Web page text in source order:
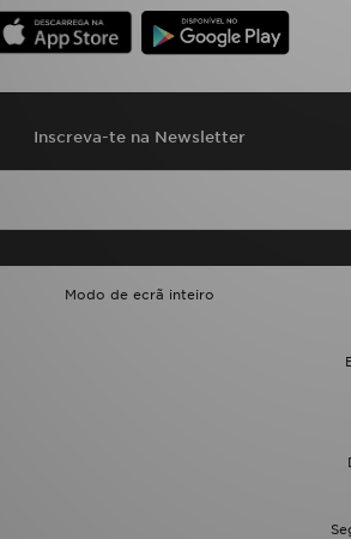
Inscreva-te na Newsletter
Modo de ecrã inteiro